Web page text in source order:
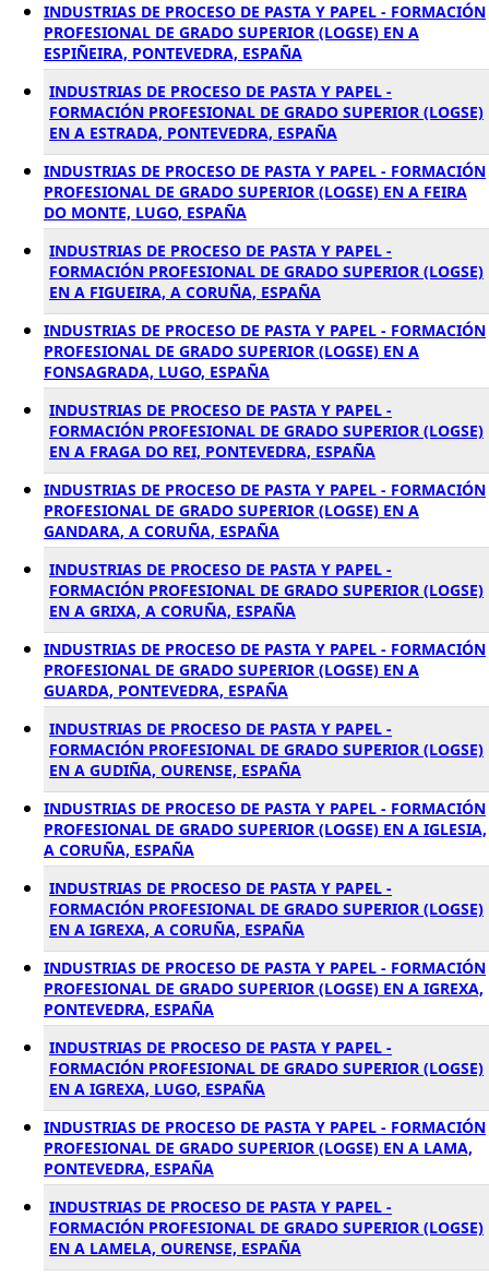
INDUSTRIAS DE PROCESO DE PASTA Y PAPEL - FORMACIÓN
PROFESIONAL DE GRADO SUPERIOR (LOGSE) EN A
ESPIÑEIRA, PONTEVEDRA, ESPAÑA
INDUSTRIAS DE PROCESO DE PASTA Y PAPEL -
FORMACIÓN PROFESIONAL DE GRADO SUPERIOR (LOGSE)
EN A ESTRADA, PONTEVEDRA, ESPAÑA
INDUSTRIAS DE PROCESO DE PASTA Y PAPEL - FORMACIÓN
PROFESIONAL DE GRADO SUPERIOR (LOGSE) EN A FEIRA
DO MONTE, LUGO, ESPAÑA
INDUSTRIAS DE PROCESO DE PASTA Y PAPEL -
FORMACIÓN PROFESIONAL DE GRADO SUPERIOR (LOGSE)
EN A FIGUEIRA, A CORUÑA, ESPAÑA
INDUSTRIAS DE PROCESO DE PASTA Y PAPEL - FORMACIÓN
PROFESIONAL DE GRADO SUPERIOR (LOGSE) EN A
FONSAGRADA, LUGO, ESPAÑA
INDUSTRIAS DE PROCESO DE PASTA Y PAPEL -
FORMACIÓN PROFESIONAL DE GRADO SUPERIOR (LOGSE)
EN A FRAGA DO REI, PONTEVEDRA, ESPAÑA
INDUSTRIAS DE PROCESO DE PASTA Y PAPEL - FORMACIÓN
PROFESIONAL DE GRADO SUPERIOR (LOGSE) EN A
GANDARA, A CORUÑA, ESPAÑA
INDUSTRIAS DE PROCESO DE PASTA Y PAPEL -
FORMACIÓN PROFESIONAL DE GRADO SUPERIOR (LOGSE)
EN A GRIXA, A CORUÑA, ESPAÑA
INDUSTRIAS DE PROCESO DE PASTA Y PAPEL - FORMACIÓN
PROFESIONAL DE GRADO SUPERIOR (LOGSE) EN A
GUARDA, PONTEVEDRA, ESPAÑA
INDUSTRIAS DE PROCESO DE PASTA Y PAPEL -
FORMACIÓN PROFESIONAL DE GRADO SUPERIOR (LOGSE)
EN A GUDIÑA, OURENSE, ESPAÑA
INDUSTRIAS DE PROCESO DE PASTA Y PAPEL - FORMACIÓN
PROFESIONAL DE GRADO SUPERIOR (LOGSE) EN A IGLESIA,
A CORUÑA, ESPAÑA
INDUSTRIAS DE PROCESO DE PASTA Y PAPEL -
FORMACIÓN PROFESIONAL DE GRADO SUPERIOR (LOGSE)
EN A IGREXA, A CORUÑA, ESPAÑA
INDUSTRIAS DE PROCESO DE PASTA Y PAPEL - FORMACIÓN
PROFESIONAL DE GRADO SUPERIOR (LOGSE) EN A IGREXA,
PONTEVEDRA, ESPAÑA
INDUSTRIAS DE PROCESO DE PASTA Y PAPEL -
FORMACIÓN PROFESIONAL DE GRADO SUPERIOR (LOGSE)
EN A IGREXA, LUGO, ESPAÑA
INDUSTRIAS DE PROCESO DE PASTA Y PAPEL - FORMACIÓN
PROFESIONAL DE GRADO SUPERIOR (LOGSE) EN A LAMA,
PONTEVEDRA, ESPAÑA
INDUSTRIAS DE PROCESO DE PASTA Y PAPEL -
FORMACIÓN PROFESIONAL DE GRADO SUPERIOR (LOGSE)
EN A LAMELA, OURENSE, ESPAÑA